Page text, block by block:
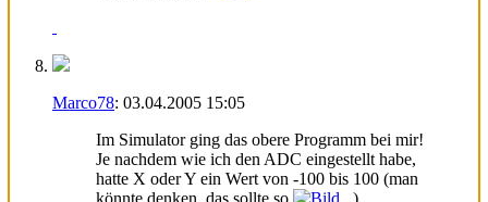
Marco78: 03.04.2005 15:05
Im Simulator ging das obere Programm bei mir!
Je nachdem wie ich den ADC eingestellt habe,
hatte X oder Y ein Wert von -100 bis 100 (man
könnte denken, das sollte so
)